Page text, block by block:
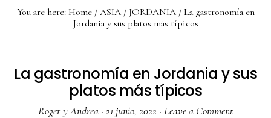
You are here: Home / ASIA / JORDANIA /La gastronomía en
Jordania y sus platos más típicos
La gastronomía en Jordania y sus
platos más típicos
Roger y Andrea · 21 junio, 2022 · Leave a Comment